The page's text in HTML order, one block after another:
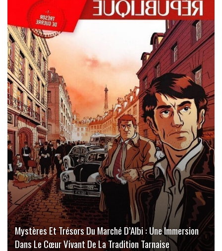
Mystères Et Trésors Du Marché D’Albi : Une Immersion
Dans Le Cœur Vivant De La Tradition Tarnaise